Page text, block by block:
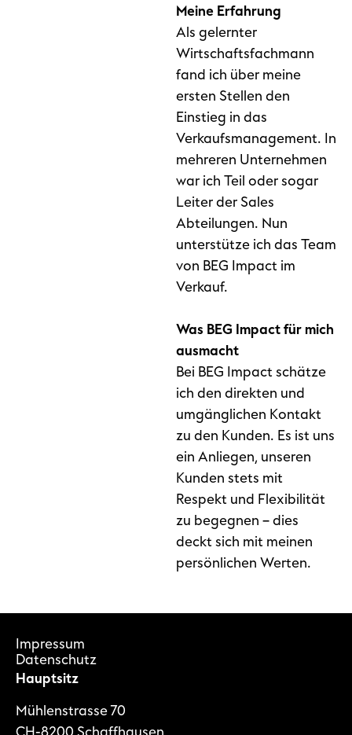
Meine Erfahrung
Als gelernter
Wirtschaftsfachmann
fand ich über meine
ersten Stellen den
Einstieg in das
Verkaufsmanagement. In
mehreren Unternehmen
war ich Teil oder sogar
Leiter der Sales
Abteilungen. Nun
unterstütze ich das Team
von BEG Impact im
Verkauf.
Was BEG Impact für mich
ausmacht
Bei BEG Impact schätze
ich den direkten und
umgänglichen Kontakt
zu den Kunden. Es ist uns
ein Anliegen, unseren
Kunden stets mit
Respekt und Flexibilität
zu begegnen – dies
deckt sich mit meinen
persönlichen Werten.
Impressum
Datenschutz
Hauptsitz
Mühlenstrasse 70